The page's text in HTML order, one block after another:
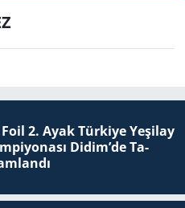
Foil 2. Ayak Tür­ki­ye Ye­şi­lay
Didim’de Ta­